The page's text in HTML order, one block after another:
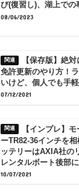
び(復習し)、湖上での
08/06/2023
【保存版】絶
免許更新のやり方！
いけど、個人でも手
07/12/2021
【インプレ】
ーTR82-36インチを
ッテリーはAXIA社の
レンタルボート後部
10/07/2021